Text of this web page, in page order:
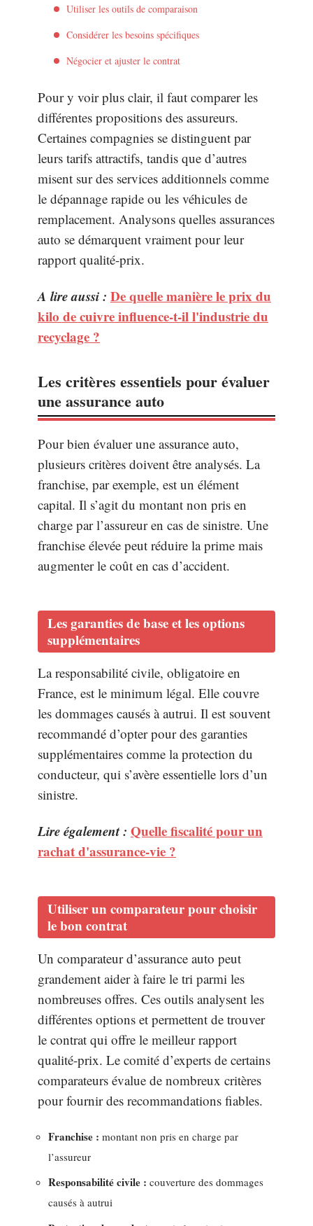
Utiliser les outils de comparaison
Considérer les besoins spécifiques
Négocier et ajuster le contrat
Pour y voir plus clair, il faut comparer les
différentes propositions des assureurs.
Certaines compagnies se distinguent par
leurs tarifs attractifs, tandis que d’autres
misent sur des services additionnels comme
le dépannage rapide ou les véhicules de
remplacement. Analysons quelles assurances
auto se démarquent vraiment pour leur
rapport qualité-prix.
A lire aussi : De quelle manière le prix du
kilo de cuivre influence-t-il l'industrie du
recyclage ?
Les critères essentiels pour évaluer
une assurance auto
Pour bien évaluer une assurance auto,
plusieurs critères doivent être analysés. La
franchise, par exemple, est un élément
capital. Il s’agit du montant non pris en
charge par l’assureur en cas de sinistre. Une
franchise élevée peut réduire la prime mais
augmenter le coût en cas d’accident.
Les garanties de base et les options
supplémentaires
La responsabilité civile, obligatoire en
France, est le minimum légal. Elle couvre
les dommages causés à autrui. Il est souvent
recommandé d’opter pour des garanties
supplémentaires comme la protection du
conducteur, qui s’avère essentielle lors d’un
sinistre.
Lire également : Quelle fiscalité pour un
rachat d'assurance-vie ?
Utiliser un comparateur pour choisir
le bon contrat
Un comparateur d’assurance auto peut
grandement aider à faire le tri parmi les
nombreuses offres. Ces outils analysent les
différentes options et permettent de trouver
le contrat qui offre le meilleur rapport
qualité-prix. Le comité d’experts de certains
comparateurs évalue de nombreux critères
pour fournir des recommandations fiables.
Franchise : montant non pris en charge par
l’assureur
Responsabilité civile : couverture des dommages
causés à autrui